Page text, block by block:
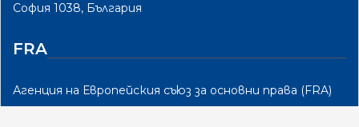
София 1038, България
FRA
Агенция на Европейския съюз за основни права (FRA)